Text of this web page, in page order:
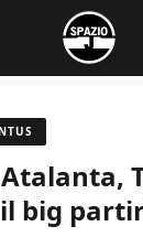
big